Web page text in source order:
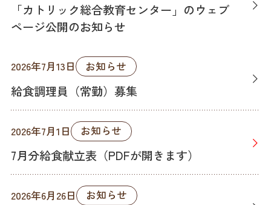
「カトリック総合教育センター」のウェブ
ページ公開のお知らせ
2026年7月13日 お知らせ
給食調理員（常勤）募集
2026年7月1日 お知らせ
7月分給食献立表（PDFが開きます）
2026年6月26日 お知らせ